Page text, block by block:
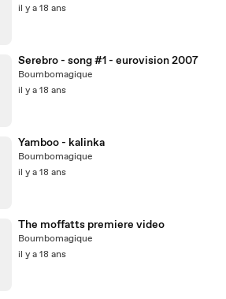
il y a 18 ans
Serebro - song #1 - eurovision 2007
Boumbomagique
il y a 18 ans
Yamboo - kalinka
Boumbomagique
il y a 18 ans
The moffatts premiere video
Boumbomagique
il y a 18 ans